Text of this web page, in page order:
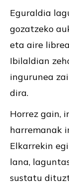
Eguraldia
gozatzeko
eta aire
Ibilaldian
ingurunea
dira.
Horrez gain,
harremanak
Elkarrekin
lana,
sustatu